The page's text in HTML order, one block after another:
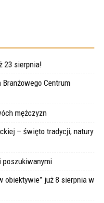
23 sierpnia!
Centrum
mężczyzn
– święto tradycji, natury
poszukiwanymi
obiektywie” już 8 sierpnia w